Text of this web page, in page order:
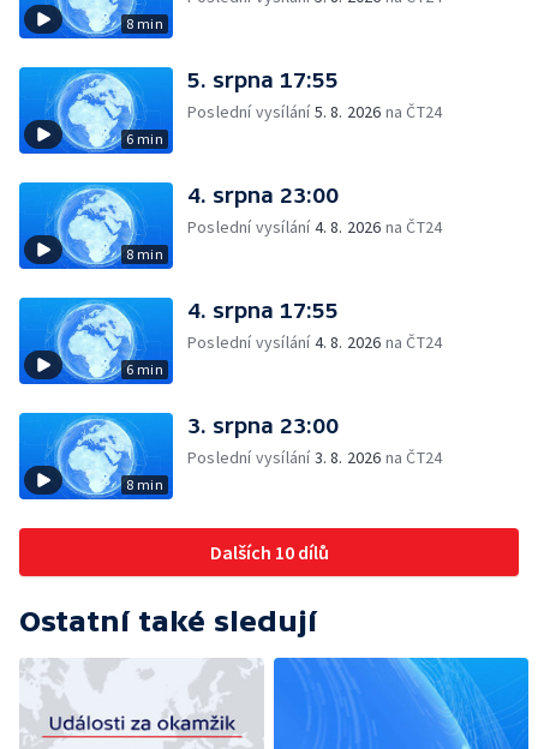
8 min
6 min
5. srpna 17:55
Poslední vysílání5. 8. 2026 na ČT24
8 min
4. srpna 23:00
Poslední vysílání4. 8. 2026 na ČT24
6 min
4. srpna 17:55
Poslední vysílání4. 8. 2026 na ČT24
8 min
3. srpna 23:00
Poslední vysílání3. 8. 2026 na ČT24
Dalších 10 dílů
Ostatní také sledují